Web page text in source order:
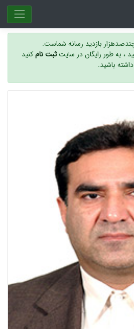
بازدید رسانه شماست.
، به طور رایگان در سایتثبت نامکنید
باشید.